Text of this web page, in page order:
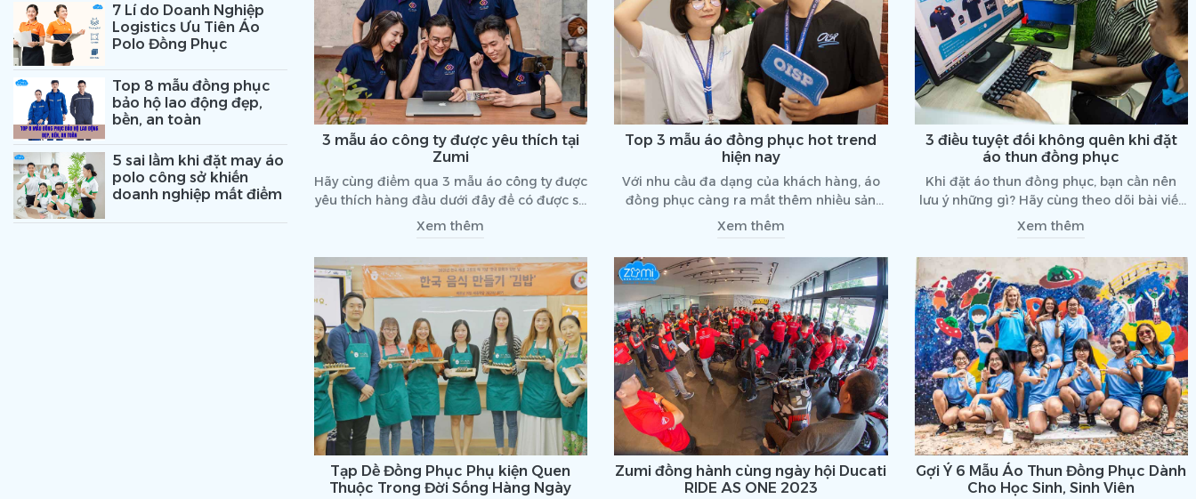
7 Lí do Doanh Nghiệp
Logistics Ưu Tiên Áo
Polo Đồng Phục
Top 8 mẫu đồng phục
bảo hộ lao động đẹp,
bền, an toàn
5 sai lầm khi đặt may áo
polo công sở khiến
doanh nghiệp mất điểm
3 mẫu áo công ty được yêu thích tại
Zumi
Hãy cùng điểm qua 3 mẫu áo công ty được
yêu thích hàng đầu dưới đây để có được sự
lựa chọn phù hợp cho mình bạn nhé!
Xem thêm
Top 3 mẫu áo đồng phục hot trend
hiện nay
Với nhu cầu đa dạng của khách hàng, áo
đồng phục càng ra mắt thêm nhiều sản
phẩm mới. Hãy cùng điểm qua 3 mẫu áo
đồng phục “hot trend” hiện nay nhé!
Xem thêm
3 điều tuyệt đối không quên khi đặt
áo thun đồng phục
Khi đặt áo thun đồng phục, bạn cần nên
lưu ý những gì? Hãy cùng theo dõi bài viết
dưới đây
Xem thêm
Tạp Dề Đồng Phục Phụ kiện Quen
Thuộc Trong Đời Sống Hàng Ngày
Zumi đồng hành cùng ngày hội Ducati
RIDE AS ONE 2023
Gợi Ý 6 Mẫu Áo Thun Đồng Phục Dành
Cho Học Sinh, Sinh Viên